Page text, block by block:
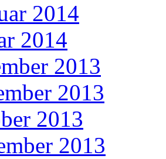
2014
2014
2013
2013
2013
2013